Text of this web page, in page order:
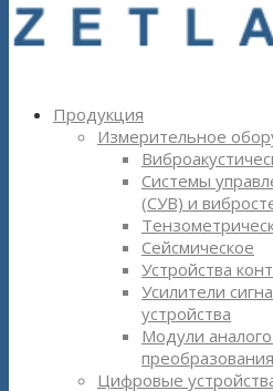
Продукция
Измерительное
Системы
(СУВ) и
Сейсмическое
Устройства
Усилители
устройства
Модули
Цифровые